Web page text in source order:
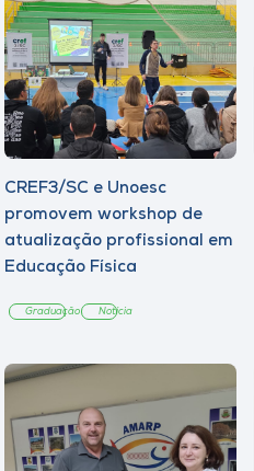
CREF3/SC e Unoesc
promovem workshop de
atualização profissional em
Educação Física
Graduação Notícia